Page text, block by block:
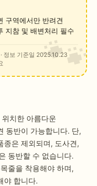
구역에서만 반려견
지참 및 배변처리 필수
· 정보 기준일 2025.10.23
치한 아름다운
동반이 가능합니다. 단,
종은 제외되며, 도사견,
동반할 수 없습니다.
줄을 착용해야 하며,
야 합니다.